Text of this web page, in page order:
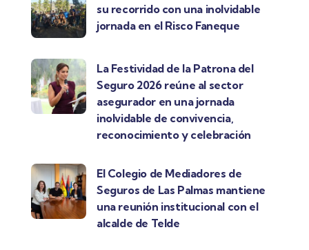
su recorrido con una inolvidable
jornada en el Risco Faneque
La Festividad de la Patrona del
Seguro 2026 reúne al sector
asegurador en una jornada
inolvidable de convivencia,
reconocimiento y celebración
El Colegio de Mediadores de
Seguros de Las Palmas mantiene
una reunión institucional con el
alcalde de Telde